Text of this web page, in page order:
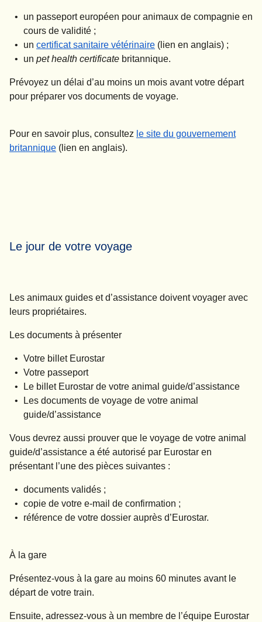
un passeport européen pour animaux de compagnie en
cours de validité ;
un certificat sanitaire vétérinaire( Ouvre un nouvel onglet
(lien en anglais) ;
un pet health certificate britannique.
Prévoyez un délai d’au moins un mois avant votre départ
pour préparer vos documents de voyage.
Pour en savoir plus, consultez le site du gouvernement
britannique( Ouvre un nouvel onglet
(lien en anglais).
Le jour de votre voyage
Les animaux guides et d’assistance doivent voyager avec
leurs propriétaires.
Les documents à présenter
Votre billet Eurostar
Votre passeport
Le billet Eurostar de votre animal guide/d’assistance
Les documents de voyage de votre animal
guide/d’assistance
Vous devrez aussi prouver que le voyage de votre animal
guide/d’assistance a été autorisé par Eurostar en
présentant l’une des pièces suivantes :
documents validés ;
copie de votre e-mail de confirmation ;
référence de votre dossier auprès d’Eurostar.
À la gare
Présentez-vous à la gare au moins 60 minutes avant le
départ de votre train.
Ensuite, adressez-vous à un membre de l’équipe Eurostar